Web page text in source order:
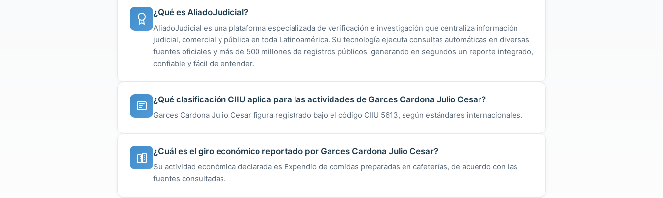
¿Qué es AliadoJudicial?
AliadoJudicial es una plataforma especializada de verificación e investigación que centraliza información
judicial, comercial y pública en toda Latinoamérica. Su tecnología ejecuta consultas automáticas en diversas
fuentes oficiales y más de 500 millones de registros públicos, generando en segundos un reporte integrado,
confiable y fácil de entender.
¿Qué clasificación CIIU aplica para las actividades de Garces Cardona Julio Cesar?
Garces Cardona Julio Cesar figura registrado bajo el código CIIU 5613, según estándares internacionales.
¿Cuál es el giro económico reportado por Garces Cardona Julio Cesar?
Su actividad económica declarada es Expendio de comidas preparadas en cafeterías, de acuerdo con las
fuentes consultadas.